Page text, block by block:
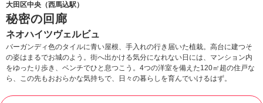
大田区中央（西馬込駅）
秘密の回廊
ネオハイツヴェルビュ
バーガンディ色のタイルに青い屋根、手入れの行き届いた植栽。高台に建つそ
の姿はまるでお城のよう。街へ出かける気分になれない日には、マンション内
をゆったり歩き、ベンチでひと息つこう。4つの洋室を備えた120㎡超の住戸な
ら、この先もおおらかな気持ちで、日々の暮らしを育んでいけるはず。